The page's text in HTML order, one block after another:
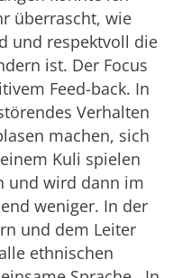
überrascht, wie
und respektvoll die
ist. Der Focus
Feed-back. In
Verhalten
machen, sich
Kuli spielen
und wird dann im
weniger. In der
und dem Leiter
ethnischen